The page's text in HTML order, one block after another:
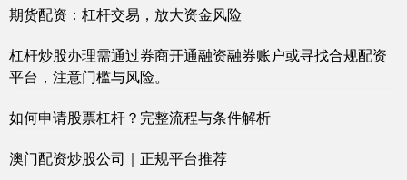
期货配资：杠杆交易，放大资金风险
杠杆炒股办理需通过券商开通融资融券账户或寻找合规配资
平台，注意门槛与风险。
如何申请股票杠杆？完整流程与条件解析
澳门配资炒股公司｜正规平台推荐